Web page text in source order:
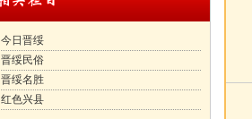
今日晋绥
晋绥民俗
晋绥名胜
红色兴县